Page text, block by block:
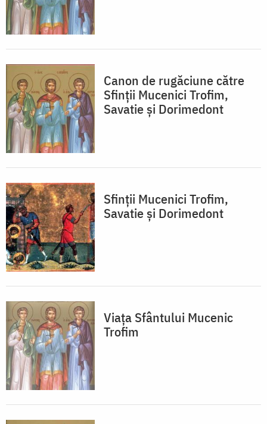
Canon de rugăciune către
Sfinţii Mucenici Trofim,
Savatie şi Dorimedont
Sfinții Mucenici Trofim,
Savatie și Dorimedont
Viaţa Sfântului Mucenic
Trofim